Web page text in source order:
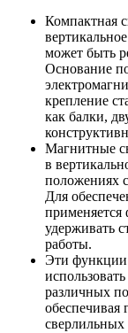
Компактная
может быть
Основание
крепление
как балки,
Магнитные
в
положениях
Для
удерживать
работы.
Эти функции
различных
обеспечивая
сверлильных